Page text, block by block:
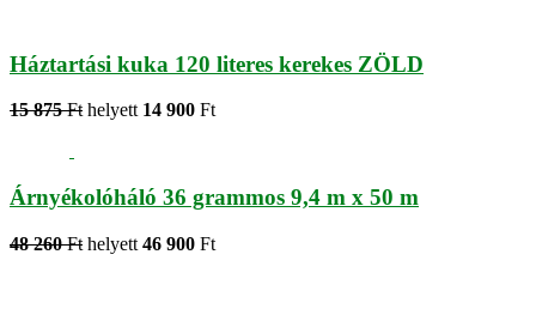
Háztartási kuka 120 literes kerekes ZÖLD
15 875 Fthelyett 14 900 Ft
Árnyékolóháló 36 grammos 9,4 m x 50 m
48 260 Ft helyett 46 900 Ft